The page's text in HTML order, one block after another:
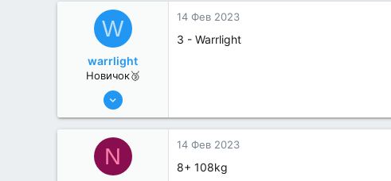
4
W
warrlight
Новичок🥉
14 Фев 2023
0
14 Фев 2023
3 - Warrlight
N 14 Фев 2023
8+ 108kg